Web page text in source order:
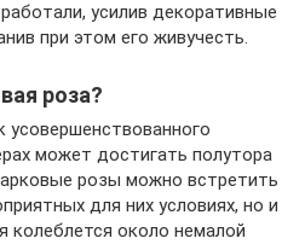
усилив декоративные
при этом его живучесть.
роза?
усовершенствованного
может достигать полутора
розы можно встретить
для них условиях, но и
колеблется около немалой